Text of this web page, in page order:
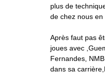
plus de
de chez nous en
Après faut pas
joues avec
Fernandes,
dans sa